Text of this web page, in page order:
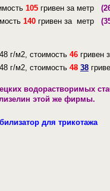
105гривен за метр
140гривен за метр
г/м2, стоимость 46гривен
г/м2, стоимость48 38
водорастворимых
этой же фирмы.
для трикотажа